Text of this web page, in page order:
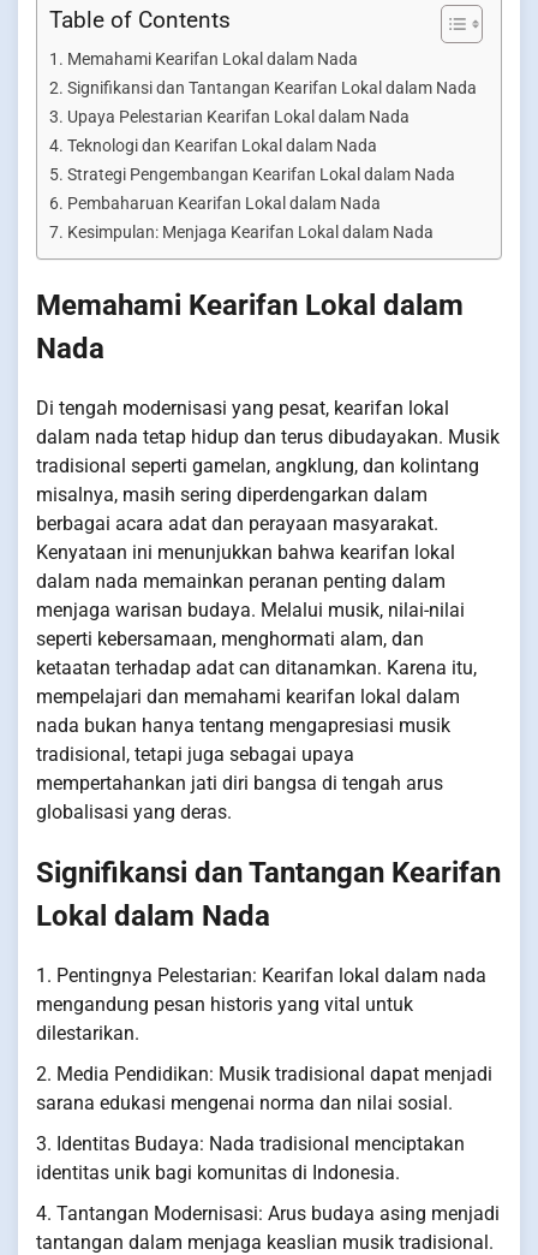
Table of Contents
Memahami Kearifan Lokal dalam Nada
Signifikansi dan Tantangan Kearifan Lokal dalam Nada
Upaya Pelestarian Kearifan Lokal dalam Nada
Teknologi dan Kearifan Lokal dalam Nada
Strategi Pengembangan Kearifan Lokal dalam Nada
Pembaharuan Kearifan Lokal dalam Nada
Kesimpulan: Menjaga Kearifan Lokal dalam Nada
Memahami Kearifan Lokal dalam
Nada
Di tengah modernisasi yang pesat, kearifan lokal
dalam nada tetap hidup dan terus dibudayakan. Musik
tradisional seperti gamelan, angklung, dan kolintang
misalnya, masih sering diperdengarkan dalam
berbagai acara adat dan perayaan masyarakat.
Kenyataan ini menunjukkan bahwa kearifan lokal
dalam nada memainkan peranan penting dalam
menjaga warisan budaya. Melalui musik, nilai-nilai
seperti kebersamaan, menghormati alam, dan
ketaatan terhadap adat can ditanamkan. Karena itu,
mempelajari dan memahami kearifan lokal dalam
nada bukan hanya tentang mengapresiasi musik
tradisional, tetapi juga sebagai upaya
mempertahankan jati diri bangsa di tengah arus
globalisasi yang deras.
Signifikansi dan Tantangan Kearifan
Lokal dalam Nada
1. Pentingnya Pelestarian: Kearifan lokal dalam nada
mengandung pesan historis yang vital untuk
dilestarikan.
2. Media Pendidikan: Musik tradisional dapat menjadi
sarana edukasi mengenai norma dan nilai sosial.
3. Identitas Budaya: Nada tradisional menciptakan
identitas unik bagi komunitas di Indonesia.
4. Tantangan Modernisasi: Arus budaya asing menjadi
tantangan dalam menjaga keaslian musik tradisional.